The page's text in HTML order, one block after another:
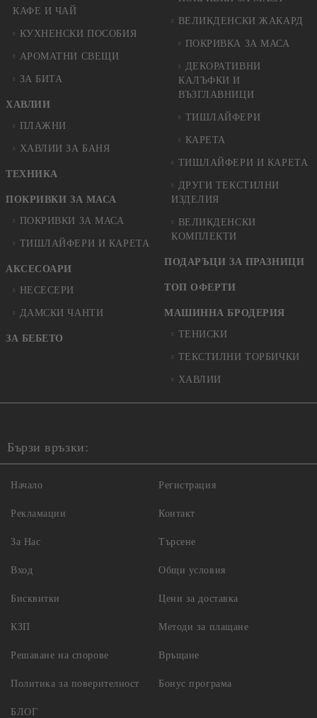
КАФЕ И ЧАЙ
КУХНЕНСКИ ПОСОБИЯ
АРОМАТНИ СВЕЩИ
ЗА БИТА
ХАВЛИИ
ПЛАЖНИ
ХАВЛИИ ЗА БАНЯ
ТЕХНИКА
ПОКРИВКИ ЗА МАСА
ПОКРИВКИ ЗА МАСА
ТИШЛАЙФЕРИ И КАРЕТА
АКСЕСОАРИ
НЕСЕСЕРИ
ДАМСКИ ЧАНТИ
ЗА БЕБЕТО
ВЕЛИКДЕНСКИ ЖАКАРД
ПОКРИВКА ЗА МАСА
ДЕКОРАТИВНИ
КАЛЪФКИ И
ВЪЗГЛАВНИЦИ
ТИШЛАЙФЕРИ
КАРЕТА
ТИШЛАЙФЕРИ И КАРЕТА
ДРУГИ ТЕКСТИЛНИ
ИЗДЕЛИЯ
ВЕЛИКДЕНСКИ
КОМПЛЕКТИ
ПОДАРЪЦИ ЗА ПРАЗНИЦИ
ТОП ОФЕРТИ
МАШИННА БРОДЕРИЯ
ТЕНИСКИ
ТЕКСТИЛНИ ТОРБИЧКИ
ХАВЛИИ
Бързи връзки:
Начало
Рекламации
За Нас
Вход
Регистрация
Контакт
Търсене
Общи условия
Бисквитки
КЗП
Решаване на спорове
Политика за поверителност
Цени за доставка
Методи за плащане
Връщане
Бонус програма
БЛОГ